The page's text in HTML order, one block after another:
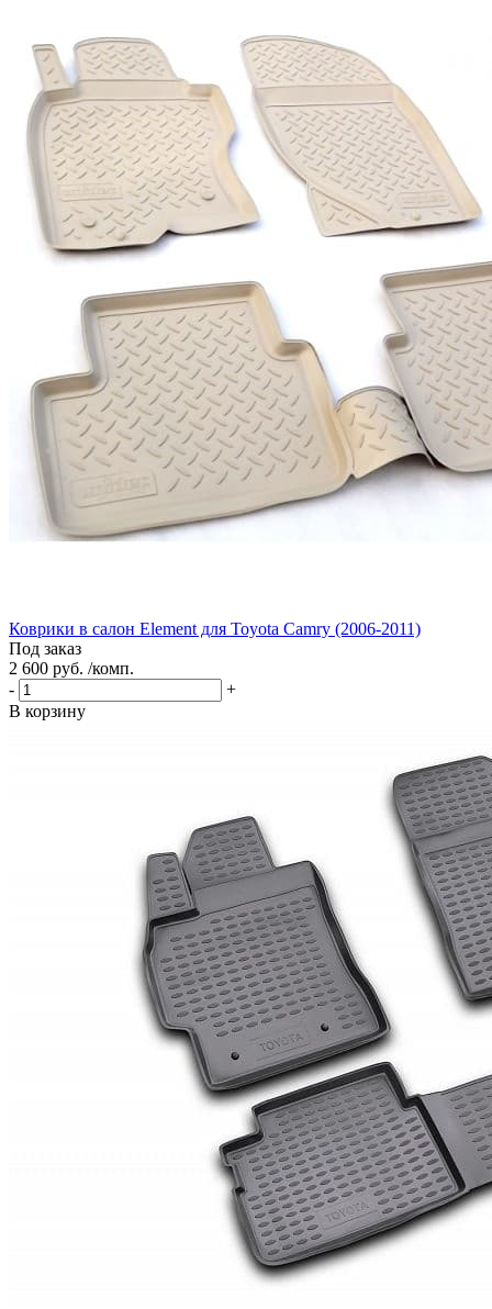
Коврики в салон Element для Toyota Camry (2006-2011)
Под заказ
2 600 руб. /комп.
-
+
В корзину